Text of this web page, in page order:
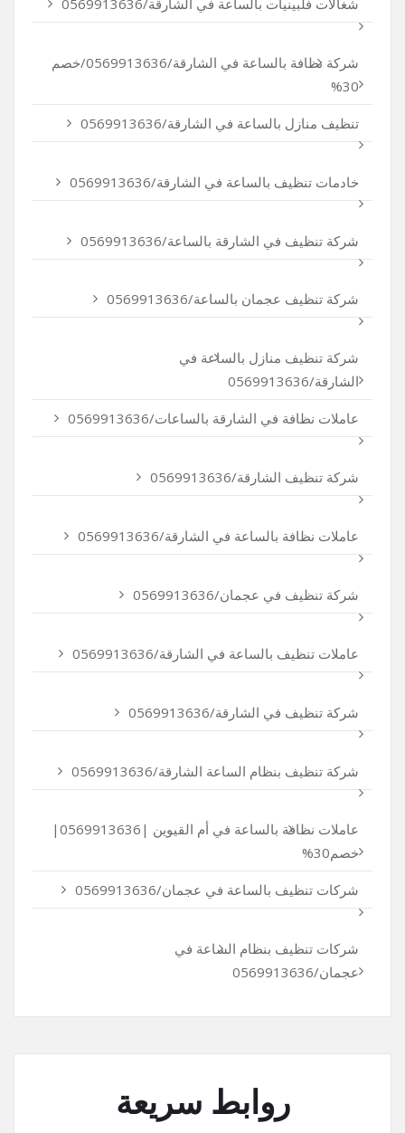
شركة نظافة بالساعة في الشارقة/0569913636/خصم
30%
تنظيف منازل بالساعة في الشارقة/0569913636
خادمات تنظيف بالساعة في الشارقة/0569913636
شركة تنظيف في الشارقة بالساعة/0569913636
شركة تنظيف عجمان بالساعة/0569913636
شركة تنظيف منازل بالساعة في
الشارقة/0569913636
عاملات نظافة في الشارقة بالساعات/0569913636
شركة تنظيف الشارقة/0569913636
عاملات نظافة بالساعة في الشارقة/0569913636
شركة تنظيف في عجمان/0569913636
عاملات تنظيف بالساعة في الشارقة/0569913636
شركة تنظيف في الشارقة/0569913636
شركة تنظيف بنظام الساعة الشارقة/0569913636
عاملات نظافة بالساعة في أم القيوين |0569913636|
خصم30%
شركات تنظيف بالساعة في عجمان/0569913636
شركات تنظيف بنظام الساعة في
عجمان/0569913636
روابط سريعة